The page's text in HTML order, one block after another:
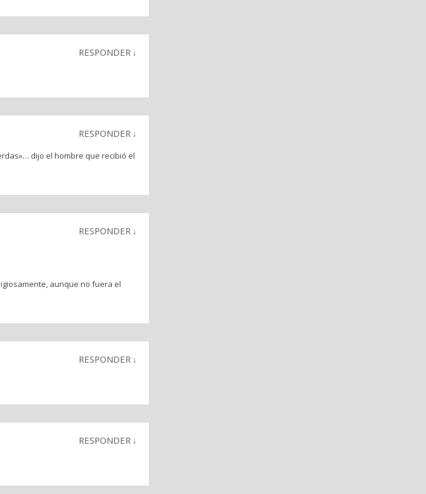
RESPONDER ↓
RESPONDER ↓
dijo el hombre que recibió el
RESPONDER ↓
aunque no fuera el
RESPONDER ↓
RESPONDER ↓